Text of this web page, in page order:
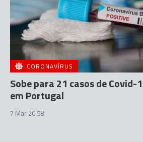
CORONAVÍRUS
Sobe para 21 casos de
em Portugal
7 Mar 20:58